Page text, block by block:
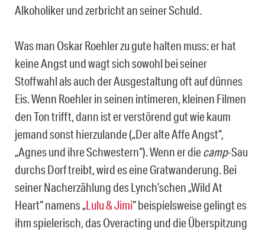
Alkoholiker und zerbricht an seiner Schuld.
Was man Oskar Roehler zu gute halten muss: er hat
keine Angst und wagt sich sowohl bei seiner
Stoffwahl als auch der Ausgestaltung oft auf dünnes
Eis. Wenn Roehler in seinen intimeren, kleinen Filmen
den Ton trifft, dann ist er verstörend gut wie kaum
jemand sonst hierzulande („Der alte Affe Angst“,
„Agnes und ihre Schwestern“). Wenn er diecamp-Sau
durchs Dorf treibt, wird es eine Gratwanderung. Bei
seiner Nacherzählung des Lynch’schen „Wild At
Heart“ namens „Lulu & Jimi“ beispielsweise gelingt es
ihm spielerisch, das Overacting und die Überspitzung